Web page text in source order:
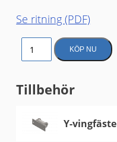
Se ritning (PDF)
Flottör 475 liter mängd
KÖP NU
Tillbehör
Y-vingfäste